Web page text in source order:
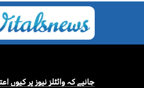
جانیے کہ وائٹلز نیوز پر کیوں